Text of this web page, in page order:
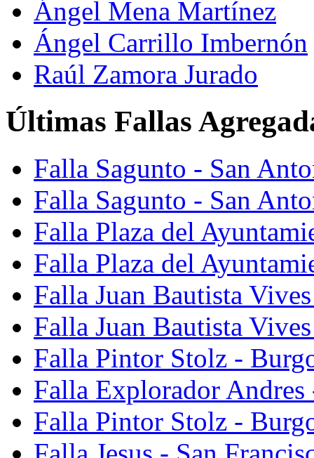
Ángel Mena Martínez
Ángel Carrillo Imbernón
Raúl Zamora Jurado
Últimas Fallas
Falla Sagunto - San
Falla Sagunto - San
Falla Plaza del
Falla Plaza del
Falla Juan Bautista
Falla Juan Bautista
Falla Pintor Stolz -
Falla Explorador Andres
Falla Pintor Stolz -